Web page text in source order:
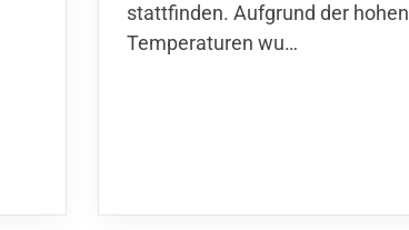
stattfinden. Aufgrund der hohen
Temperaturen wu…